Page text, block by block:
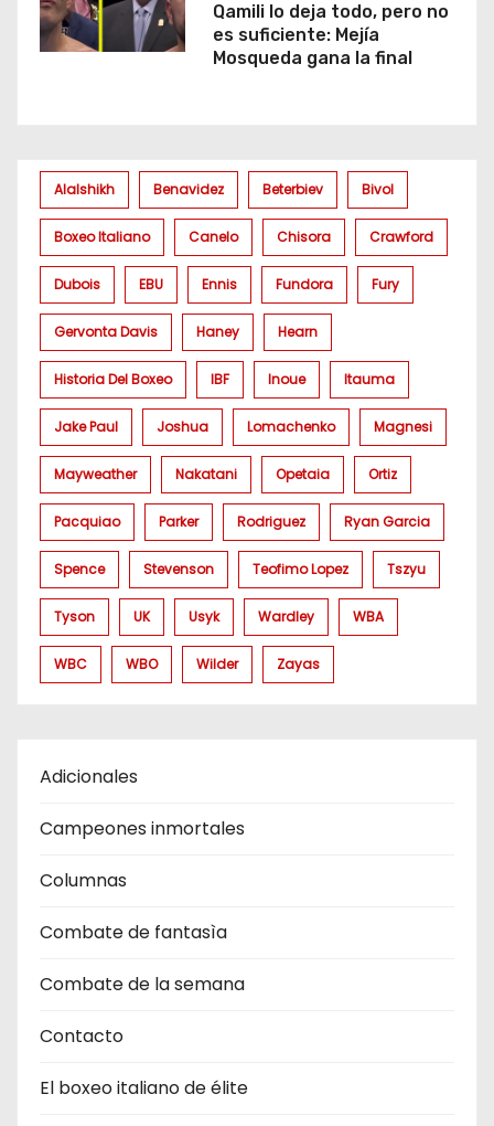
Qamili lo deja todo, pero no
es suficiente: Mejía
Mosqueda gana la final
Alalshikh Benavidez Beterbiev Bivol
Boxeo Italiano Canelo Chisora Crawford
Dubois EBU Ennis Fundora Fury
Gervonta Davis Haney Hearn
Historia Del Boxeo IBF Inoue Itauma
Jake Paul Joshua Lomachenko Magnesi
Mayweather Nakatani Opetaia Ortiz
Pacquiao Parker Rodriguez Ryan Garcia
Spence Stevenson Teofimo Lopez Tszyu
Tyson UK Usyk Wardley WBA
WBC WBO Wilder Zayas
Adicionales
Campeones inmortales
Columnas
Combate de fantasìa
Combate de la semana
Contacto
El boxeo italiano de élite